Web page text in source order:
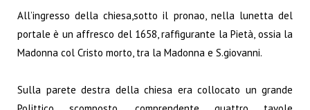
All’ingresso della chiesa,sotto il pronao, nella lunetta del
portale è un affresco del 1658, raffigurante la Pietà, ossia la
Madonna col Cristo morto, tra la Madonna e S.giovanni.
Sulla parete destra della chiesa era collocato un grande